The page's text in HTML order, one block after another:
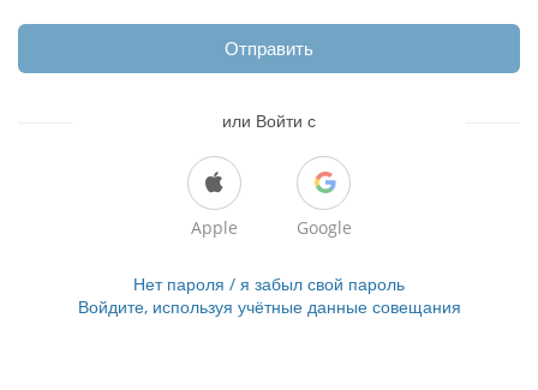
Отправить
или Войти с
Apple Google
Нет пароля / я забыл свой пароль
Войдите, используя учётные данные совещания